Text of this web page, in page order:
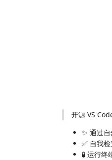
开源 VS
✨ 通过
✅ 自我
🧪 运行终